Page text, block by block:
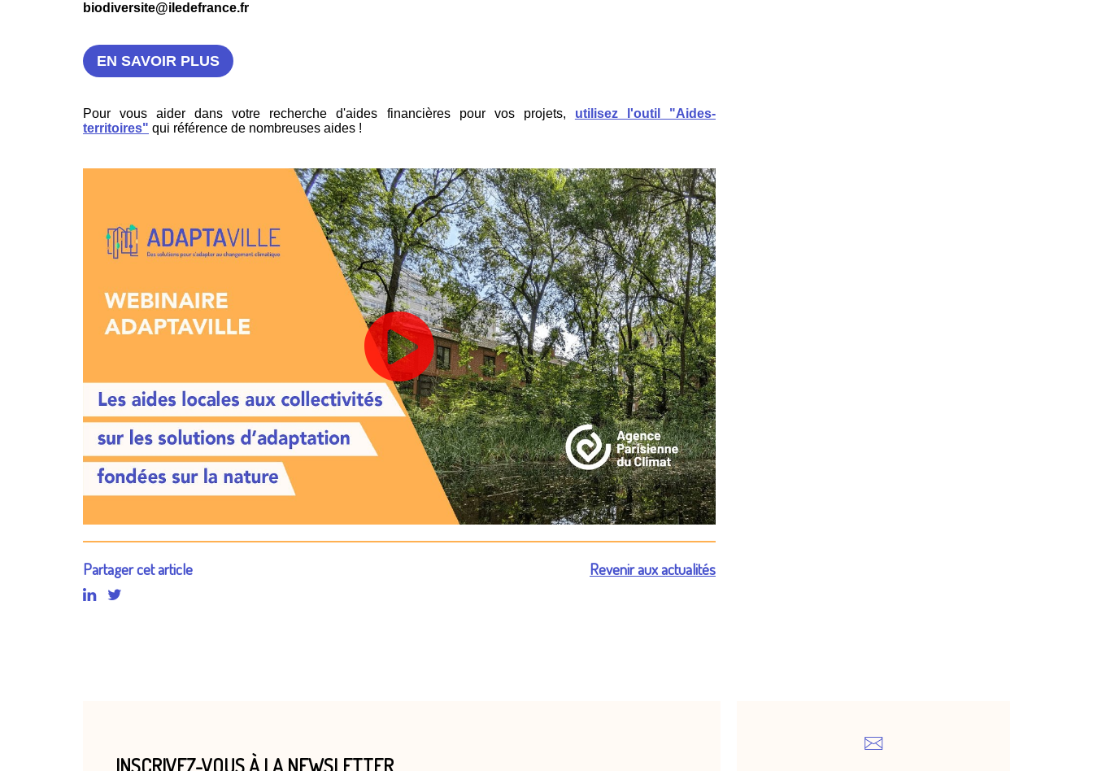
biodiversite@iledefrance.fr
EN SAVOIR PLUS
Pour vous aider dans votre recherche d'aides financières pour vos projets, utilisez l'outil "Aides-
territoires" qui référence de nombreuses aides !
Partager cet article Revenir aux actualités
INSCRIVEZ-VOUS À LA NEWSLETTER